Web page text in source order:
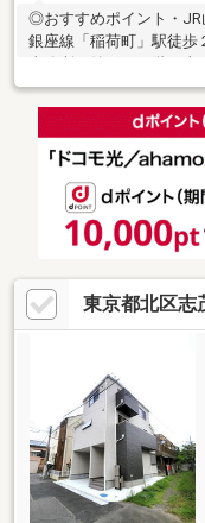
◎おすすめポイント・JR
銀座線「稲荷町」駅徒歩
エレベーター設置済(地
用と収益活用を両立で
放感ある立地で視認性
アクセス※民泊不可とな
ヤル：０１２０ー９９
東京都北区志